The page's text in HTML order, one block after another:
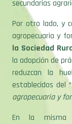
secundarias
Por otro lado, y
agropecuaria y
la Sociedad
la adopción de
reduzcan la
establecidos del “
agropecuaria y
En la misma